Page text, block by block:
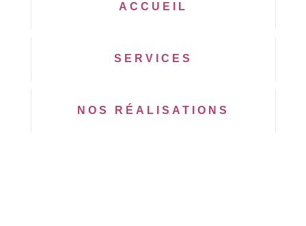
ACCUEIL
SERVICES
NOS RÉALISATIONS